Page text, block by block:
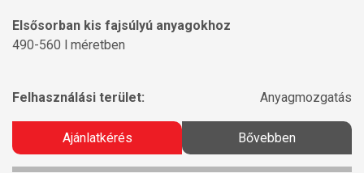
Elsősorban kis fajsúlyú anyagokhoz
490-560 l méretben
Felhasználási terület: Anyagmozgatás
Ajánlatkérés Bővebben